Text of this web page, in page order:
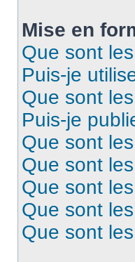
Mise en
Que sont
Puis-je
Que sont
Puis-je
Que sont
Que sont
Que sont
Que sont
Que sont